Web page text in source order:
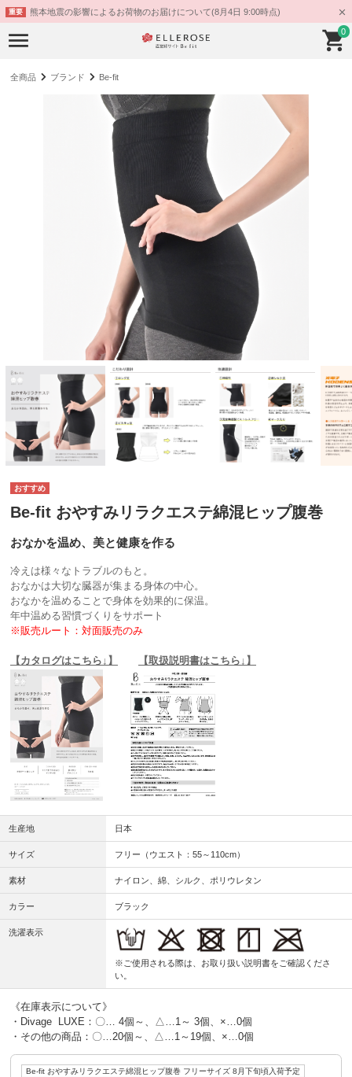
重要 熊本地震の影響によるお荷物のお届けについて(8月4日 9:00時点)
0
全商品 ブランド Be-fit
Be-fit おやすみリラクエステ綿混ヒップ腹巻
おなかを温め、美と健康を作る
冷えは様々なトラブルのもと。
おなかは大切な臓器が集まる身体の中心。
おなかを温めることで身体を効果的に保温。
年中温める習慣づくりをサポート
※販売ルート：対面販売のみ
【カタログはこちら↓】 【取扱説明書はこちら↓】
生産地 日本
サイズ フリー（ウエスト：55～110cm）
素材 ナイロン、綿、シルク、ポリウレタン
カラー ブラック
洗濯表示
※ご使用される際は、お取り扱い説明書をご確認くださ
い。
《在庫表示について》
・Divage LUXE：〇… 4個～、△…1～ 3個、×…0個
・その他の商品：〇…20個～、△…1～19個、×…0個
Be-fit おやすみリラクエステ綿混ヒップ腹巻 フリーサイズ 8月下旬頃入荷予定